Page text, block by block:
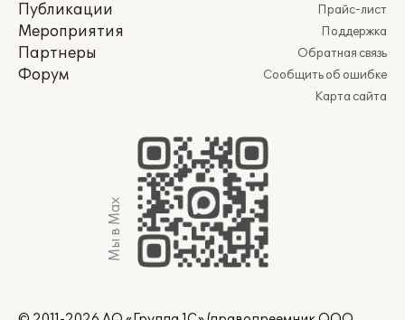
Публикации
Мероприятия
Партнеры
Форум
Прайс-лист
Поддержка
Обратная связь
Сообщить об ошибке
Карта сайта
Мы в Max